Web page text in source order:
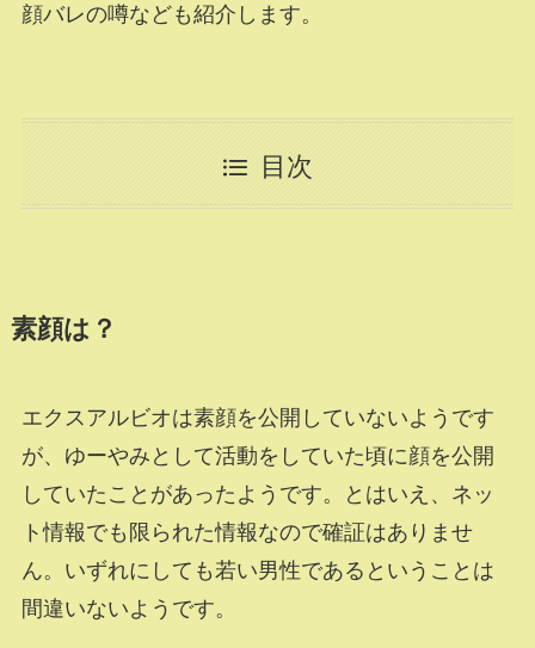
顔バレの噂なども紹介します。
目次
素顔は？
エクスアルビオは素顔を公開していないようです
が、ゆーやみとして活動をしていた頃に顔を公開
していたことがあったようです。とはいえ、ネッ
ト情報でも限られた情報なので確証はありませ
ん。いずれにしても若い男性であるということは
間違いないようです。